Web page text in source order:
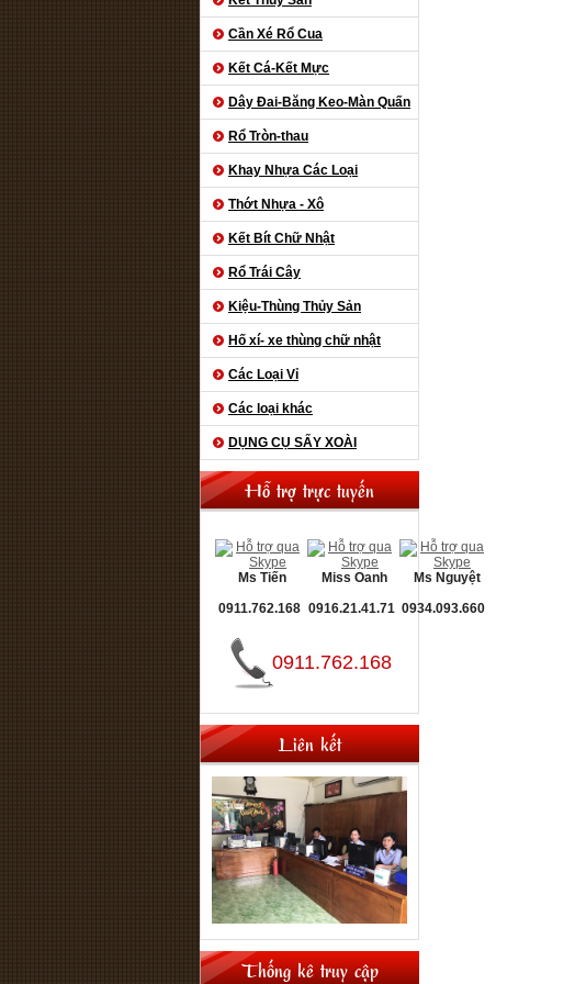
Cần Xé Rổ Cua
Kết Cá-Kết Mực
Dây Đai-Băng Keo-Màn Quấn
Rổ Tròn-thau
Khay Nhựa Các Loại
Thớt Nhựa - Xô
Kết Bít Chữ Nhật
Rổ Trái Cây
Kiệu-Thùng Thủy Sản
Hố xí- xe thùng chữ nhật
Các Loại Vỉ
Các loại khác
DỤNG CỤ SẤY XOÀI
Hỗ trợ trực tuyến
Ms Tiến
0911.762.168
Miss Oanh
0916.21.41.71
Ms Nguyệt
0934.093.660
0911.762.168
Liên kết
Thống kê truy cập